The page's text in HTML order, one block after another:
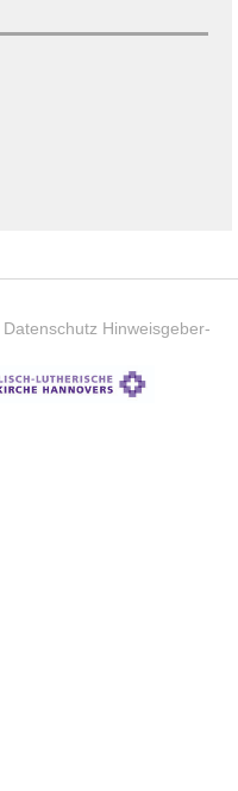
Datenschutz Hinweisgeber-